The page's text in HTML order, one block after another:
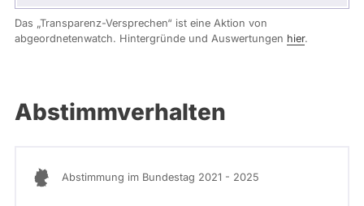
Das „Transparenz-Versprechen“ ist eine Aktion von
abgeordnetenwatch. Hintergründe und Auswertungen hier.
Abstimmverhalten
Abstimmung im Bundestag 2021 - 2025